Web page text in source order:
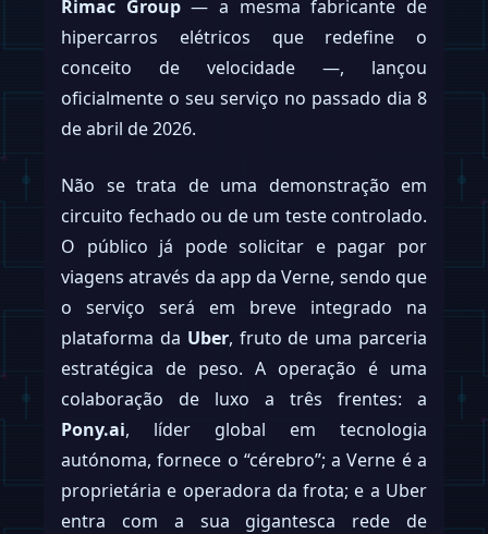
Rimac Group— a mesma fabricante de
hipercarros elétricos que redefine o
conceito de velocidade —, lançou
oficialmente o seu serviço no passado dia 8
de abril de 2026.
Não se trata de uma demonstração em
circuito fechado ou de um teste controlado.
O público já pode solicitar e pagar por
viagens através da app da Verne, sendo que
o serviço será em breve integrado na
plataforma da Uber, fruto de uma parceria
estratégica de peso. A operação é uma
colaboração de luxo a três frentes: a
Pony.ai, líder global em tecnologia
autónoma, fornece o “cérebro”; a Verne é a
proprietária e operadora da frota; e a Uber
entra com a sua gigantesca rede de